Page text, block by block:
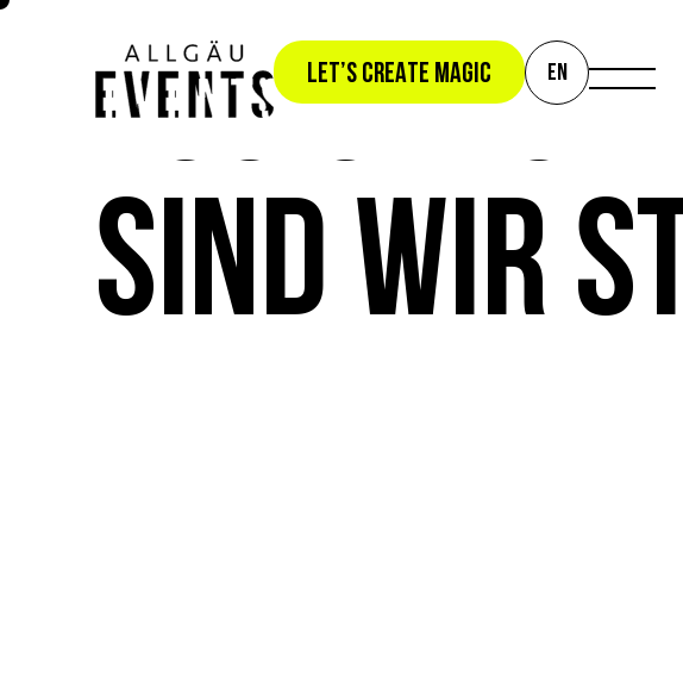
LET’S CREATE MAGIC EN
FUSION:
SIND WIR